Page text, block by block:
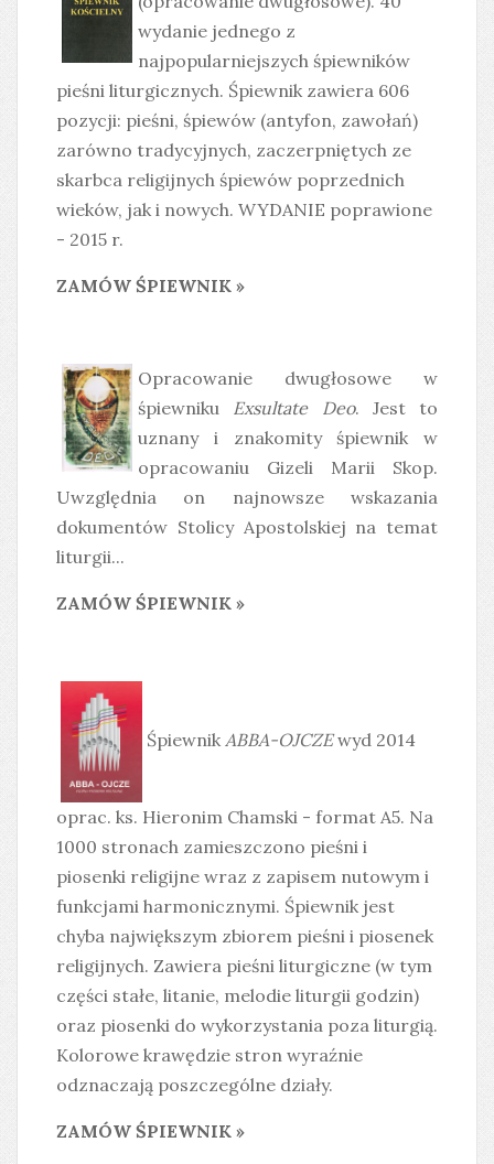
wydanie jednego z
najpopularniejszych śpiewników
pieśni liturgicznych. Śpiewnik zawiera 606
pozycji: pieśni, śpiewów (antyfon, zawołań)
zarówno tradycyjnych, zaczerpniętych ze
skarbca religijnych śpiewów poprzednich
wieków, jak i nowych. WYDANIE poprawione
- 2015 r.
ZAMÓW ŚPIEWNIK »
Opracowanie dwugłosowe w
śpiewniku Exsultate Deo. Jest to
uznany i znakomity śpiewnik w
opracowaniu Gizeli Marii Skop.
Uwzględnia on najnowsze wskazania
dokumentów Stolicy Apostolskiej na temat
liturgii...
ZAMÓW ŚPIEWNIK »
Śpiewnik ABBA-OJCZEwyd 2014
oprac. ks. Hieronim Chamski - format A5. Na
1000 stronach zamieszczono pieśni i
piosenki religijne wraz z zapisem nutowym i
funkcjami harmonicznymi. Śpiewnik jest
chyba największym zbiorem pieśni i piosenek
religijnych. Zawiera pieśni liturgiczne (w tym
części stałe, litanie, melodie liturgii godzin)
oraz piosenki do wykorzystania poza liturgią.
Kolorowe krawędzie stron wyraźnie
odznaczają poszczególne działy.
ZAMÓW ŚPIEWNIK »